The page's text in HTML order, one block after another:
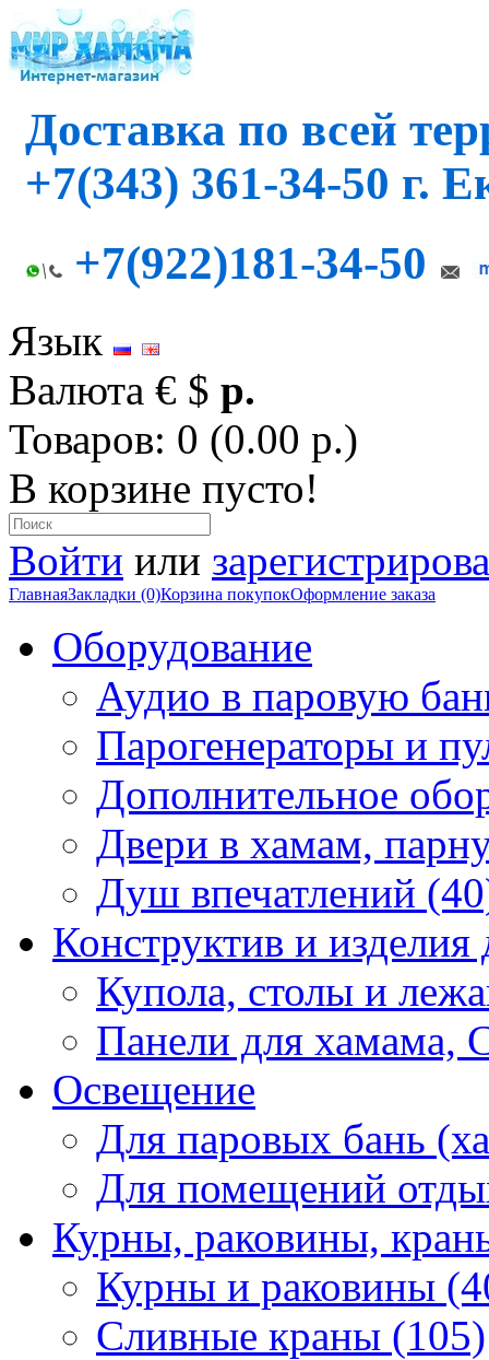
Доставка по всей
+7(343) 361-34-50 г.
+7(922)181-34-50
Язык
Валюта € $ р.
Товаров: 0 (0.00 р.)
В корзине пусто!
Войти или
ГлавнаяЗакладки (0)Корзина покупокОформление заказа
Оборудование
Аудио в паровую
Парогенераторы и
Дополнительное
Двери в хамам,
Душ впечатлений
Конструктив и изделия
Купола, столы и
Панели для
Освещение
Для паровых бань
Для помещений
Курны, раковины,
Курны и раковины
Сливные краны (105)